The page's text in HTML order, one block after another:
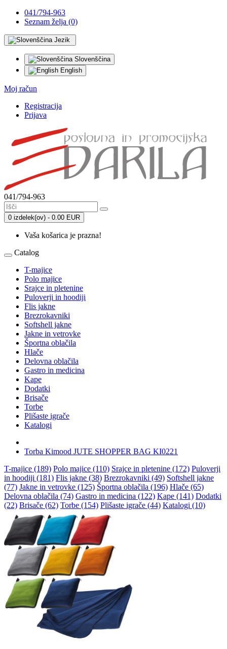
041/794-963
Seznam želja (0)
Jezik
Slovenščina
English
Moj račun
Registracija
Prijava
041/794-963
0 izdelek(ov) - 0.00 EUR
Vaša košarica je prazna!
Catalog
T-majice
Polo majice
Srajce in pletenine
Puloverji in hoodiji
Flis jakne
Brezrokavniki
Softshell jakne
Jakne in vetrovke
Športna oblačila
Hlače
Delovna oblačila
Gastro in medicina
Kape
Dodatki
Brisače
Torbe
Plišaste igrače
Katalogi
Torba Kimood JUTE SHOPPER BAG KI0221
T-majice (189) Polo majice (110) Srajce in pletenine (172) Puloverji
in hoodiji (181) Flis jakne (38) Brezrokavniki (49) Softshell jakne
(77) Jakne in vetrovke (125) Športna oblačila (196) Hlače (65)
Delovna oblačila (74) Gastro in medicina (122) Kape (141) Dodatki
(22) Brisače (62) Torbe (154) Plišaste igrače (44) Katalogi (10)